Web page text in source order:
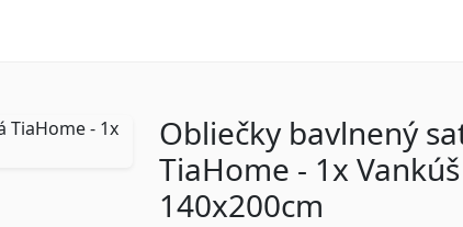
Obliečky bavlnený
TiaHome - 1x
140x200cm